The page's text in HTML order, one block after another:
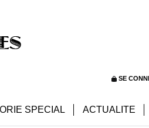
SE
SPECIAL ACTUALITE